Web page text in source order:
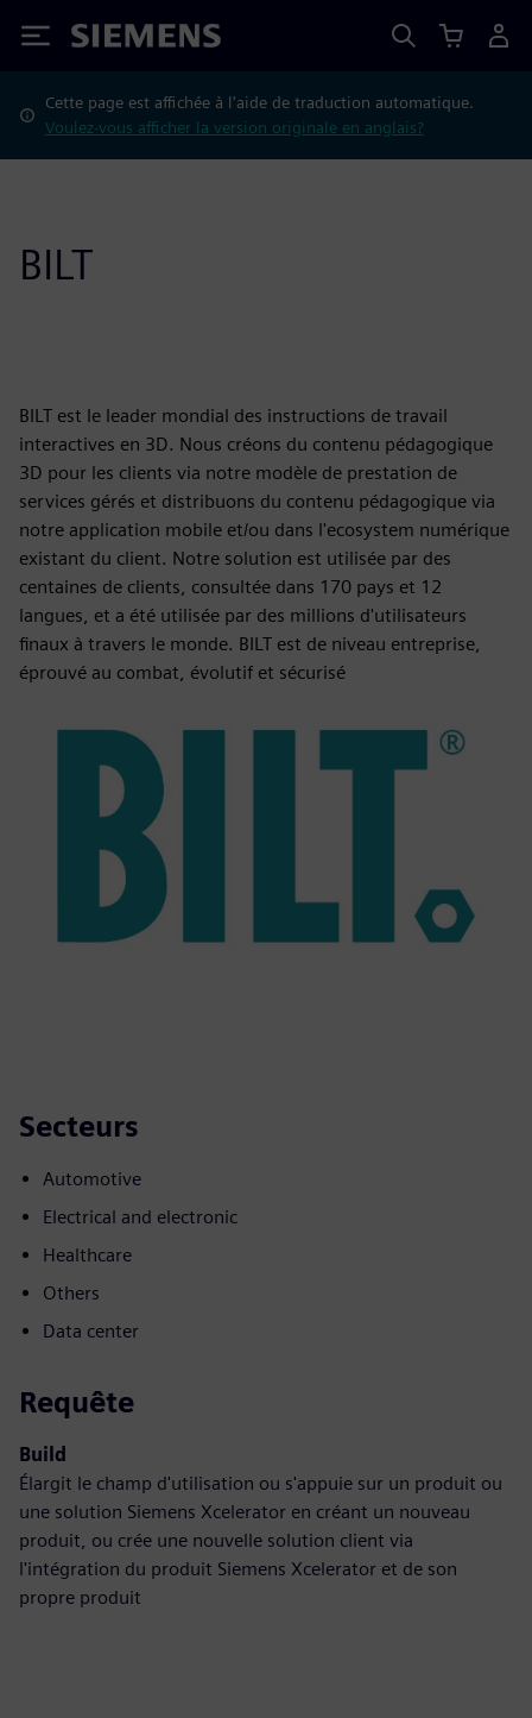
Siemens
Cette page est affichée à l'aide de traduction automatique.
Voulez-vous afficher la version originale en anglais?
BILT
BILT est le leader mondial des instructions de travail
interactives en 3D. Nous créons du contenu pédagogique
3D pour les clients via notre modèle de prestation de
services gérés et distribuons du contenu pédagogique via
notre application mobile et/ou dans l'ecosystem numérique
existant du client. Notre solution est utilisée par des
centaines de clients, consultée dans 170 pays et 12
langues, et a été utilisée par des millions d'utilisateurs
finaux à travers le monde. BILT est de niveau entreprise,
éprouvé au combat, évolutif et sécurisé
Secteurs
Automotive
Electrical and electronic
Healthcare
Others
Data center
Requête
Build
Élargit le champ d'utilisation ou s'appuie sur un produit ou
une solution Siemens Xcelerator en créant un nouveau
produit, ou crée une nouvelle solution client via
l'intégration du produit Siemens Xcelerator et de son
propre produit